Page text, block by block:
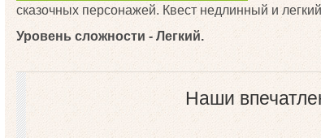
сказочных персонажей. Квест недлинный и
Уровень сложности - Легкий.
Наши